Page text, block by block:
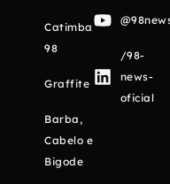
Catimba
98
Graffite
Barba,
Cabelo e
Bigode
/98-
news-
oficial